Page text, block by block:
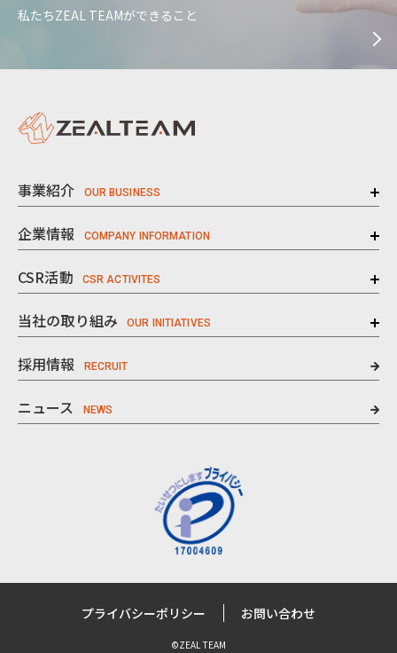
私たちZEAL TEAMができること
事業紹介
企業情報
CSR活動
当社の取り組み
採用情報
ニュース
プライバシーポリシー お問い合わせ
©ZEAL TEAM